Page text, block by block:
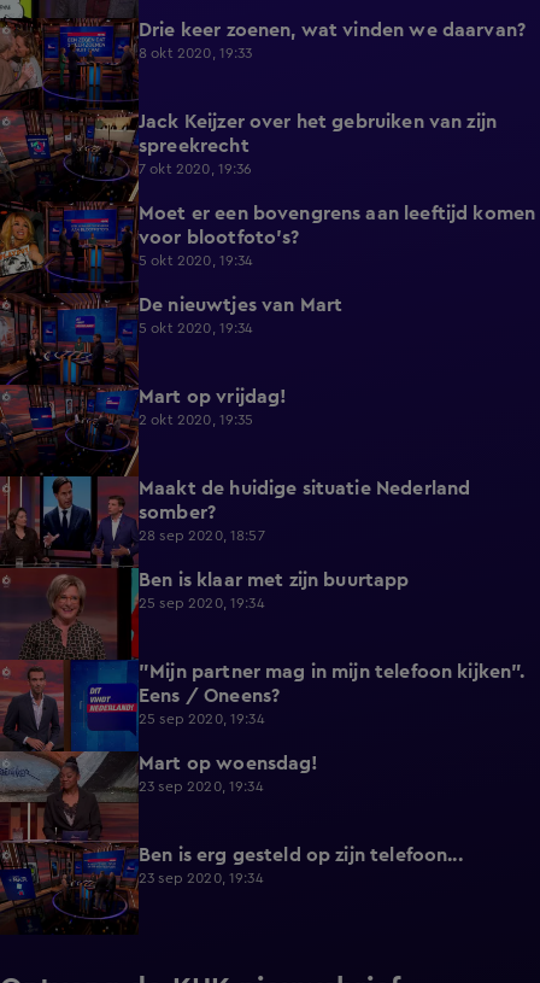
4:57 Drie keer zoenen, wat vinden we daarvan?
8 okt 2020, 19:33
9:54
Jack Keijzer over het gebruiken van zijn
spreekrecht
7 okt 2020, 19:36
2:20
Moet er een bovengrens aan leeftijd komen
voor blootfoto's?
5 okt 2020, 19:34
3:08 De nieuwtjes van Mart
5 okt 2020, 19:34
4:10 Mart op vrijdag!
2 okt 2020, 19:35
0:40
Maakt de huidige situatie Nederland
somber?
28 sep 2020, 18:57
0:34 Ben is klaar met zijn buurtapp
25 sep 2020, 19:34
0:16
"Mijn partner mag in mijn telefoon kijken".
Eens / Oneens?
25 sep 2020, 19:34
4:00 Mart op woensdag!
23 sep 2020, 19:34
2:42 Ben is erg gesteld op zijn telefoon...
23 sep 2020, 19:34